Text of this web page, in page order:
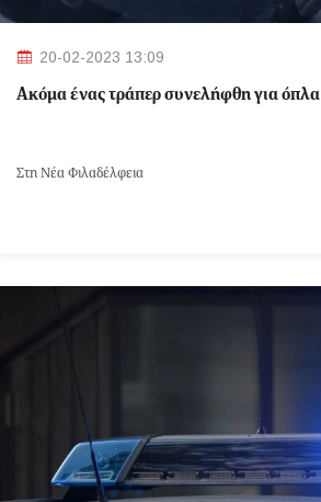
20-02-2023 13:09
Ακόμα ένας τράπερ συνελήφθη για όπλα
Στη Νέα Φιλαδέλφεια